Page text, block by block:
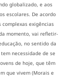
globalizado, e aos
escolares. De acordo
complexas exigências
momento, vai refletir-
no sentido da
necessidade de se
de hoje, que têm
que vivem (Morais e